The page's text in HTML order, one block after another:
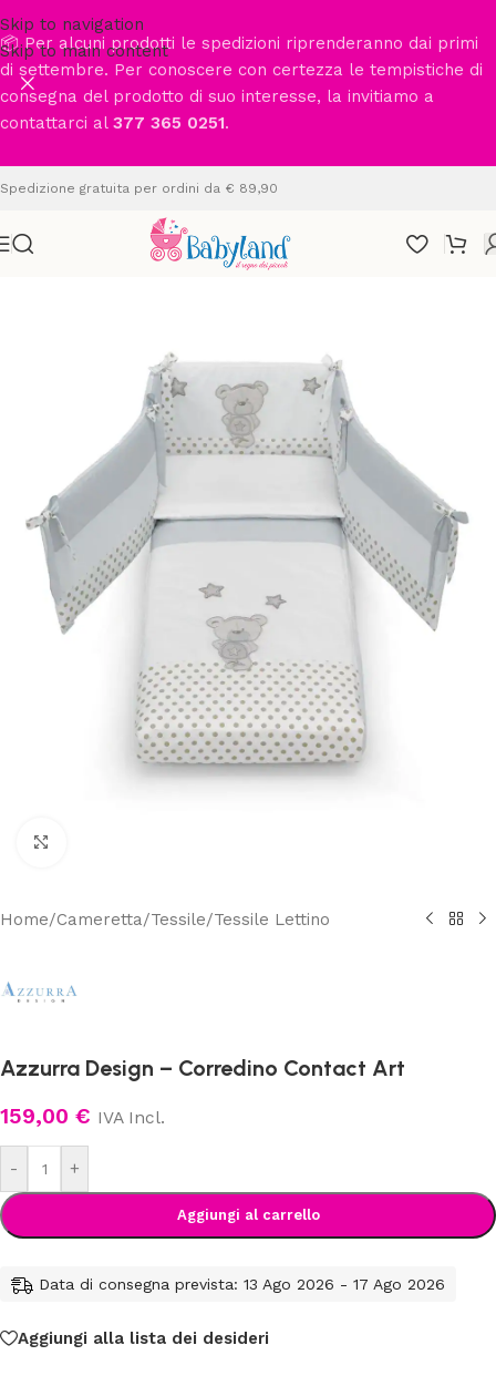
Skip to navigation
Skip to main content
📦 Per alcuni prodotti le spedizioni riprenderanno dai primi
di settembre. Per conoscere con certezza le tempistiche di
consegna del prodotto di suo interesse, la invitiamo a
contattarci al 377 365 0251.
Spedizione gratuita per ordini da € 89,90
Home/Cameretta/Tessile/Tessile Lettino
Azzurra Design – Corredino Contact Art
159,00 € IVA Incl.
- +
Aggiungi al carrello
Data di consegna prevista: 13 Ago 2026 - 17 Ago 2026
Aggiungi alla lista dei desideri